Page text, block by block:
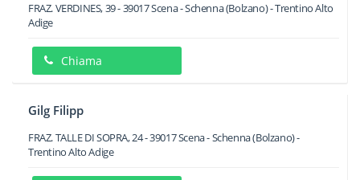
FRAZ. VERDINES, 39-39017Scena - Schenna(Bolzano) -Trentino Alto
Adige
Chiama
Gilg Filipp
FRAZ. TALLE DI SOPRA, 24-39017Scena - Schenna(Bolzano) -
Trentino Alto Adige